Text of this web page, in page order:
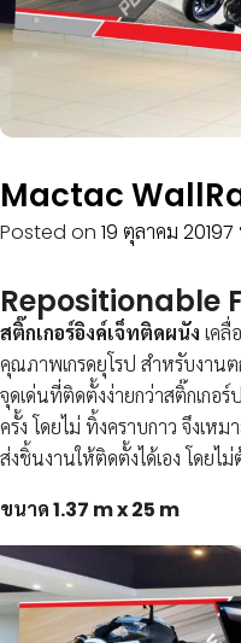
Mactac
Posted on 19 ตุลาคม 20197
Repositionable
สติ๊กเกอร์อิงค์เจ็ทติดผนัง เคลื่
คุณภาพเกรดยุโรป สําหรับงาน
จุดเด่นที่ติดตั้งง่ายกว่าสติ๊กเกอ
ครั้ง โดยไม่ ทิ้งคราบกาว จึงเห
ส่งชิ้นงานให้ติดตั้งได้เอง โดย
ขนาด 1.37 m x 25 m